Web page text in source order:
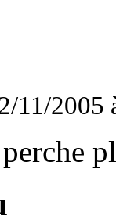
11/2005